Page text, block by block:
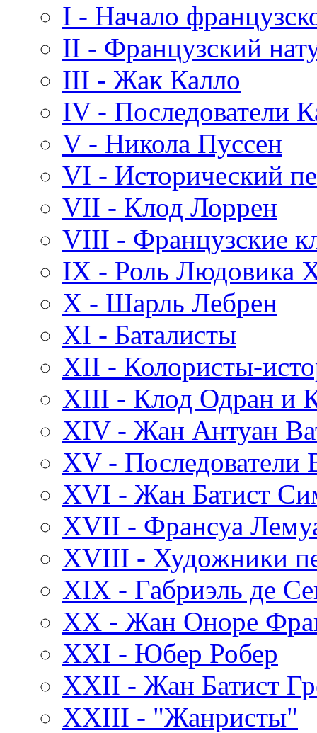
I - Начало
II - Французский
III - Жак Калло
IV - Последователи
V - Никола Пуссен
VI - Исторический
VII - Клод Лоррен
VIII - Французские
IX - Роль Людовика
X - Шарль Лебрен
XI - Баталисты
XII - Колористы-
XIII - Клод Одран и
XIV - Жан Антуан
XV - Последователи
XVI - Жан Батист
XVII - Франсуа
XVIII - Художники
XIX - Габриэль де
XX - Жан Оноре
XXI - Юбер Робер
XXII - Жан Батист
XXIII - "Жанристы"